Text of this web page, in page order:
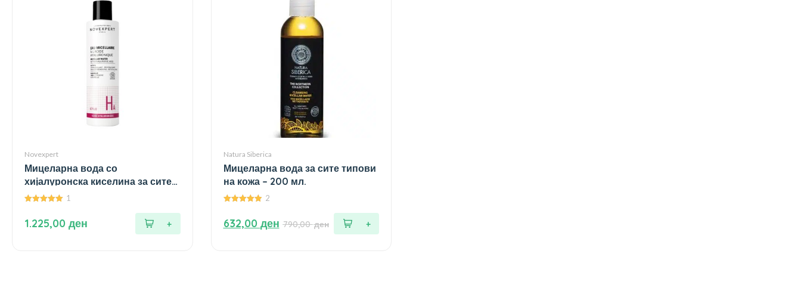
Novexpert
Мицеларна вода со
хијалуронска киселина за сите
типови на кожа – 200 мл.
1
1.225,00 ден
Natura Siberica
Мицеларна вода за сите типови
на кожа – 200 мл.
2
790,00ден
632,00 ден